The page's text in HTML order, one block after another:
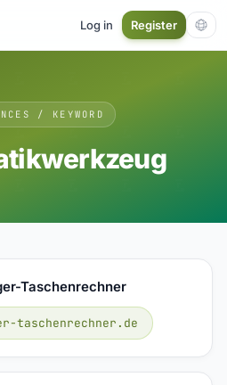
Log in Register
/ KEYWORD
Taschenrechner
taschenrechner.de